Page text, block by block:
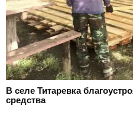
В селе Титаревка
средства